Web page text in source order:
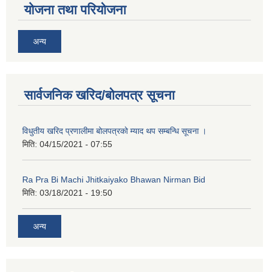
योजना तथा परियोजना
अन्य
सार्वजनिक खरिद/बोलपत्र सूचना
विधुतीय खरिद प्रणालीमा बोलपत्रको म्याद थप सम्बन्धि सूचना ।
मिति: 04/15/2021 - 07:55
Ra Pra Bi Machi Jhitkaiyako Bhawan Nirman Bid
मिति: 03/18/2021 - 19:50
अन्य